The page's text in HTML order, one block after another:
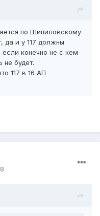
по Шипиловскому
да и у 117 должны
если конечно не с кем
не будет.
117 в 16 АП